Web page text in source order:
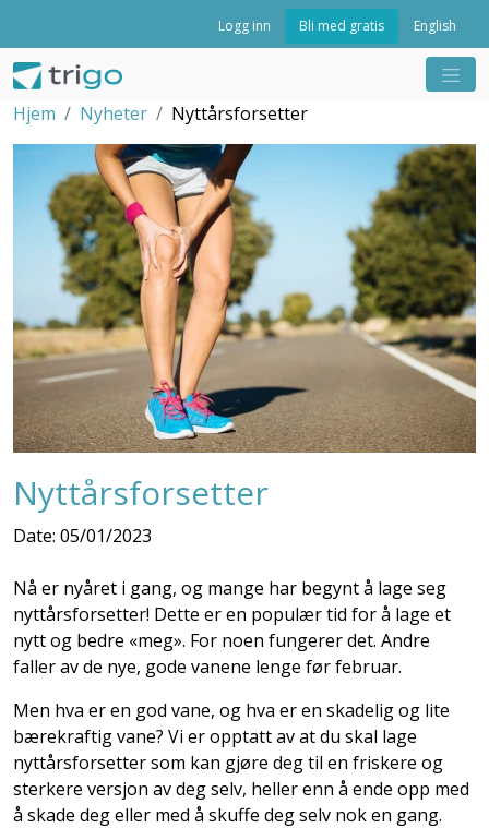
Logg inn Bli med gratis English
Hjem Nyheter Nyttårsforsetter
Nyttårsforsetter
Date: 05/01/2023
Nå er nyåret i gang, og mange har begynt å lage seg
nyttårsforsetter! Dette er en populær tid for å lage et
nytt og bedre «meg». For noen fungerer det. Andre
faller av de nye, gode vanene lenge før februar.
Men hva er en god vane, og hva er en skadelig og lite
bærekraftig vane? Vi er opptatt av at du skal lage
nyttårsforsetter som kan gjøre deg til en friskere og
sterkere versjon av deg selv, heller enn å ende opp med
å skade deg eller med å skuffe deg selv nok en gang.